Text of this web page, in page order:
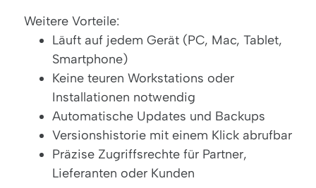
Weitere Vorteile:
Läuft auf jedem Gerät (PC, Mac, Tablet,
Smartphone)
Keine teuren Workstations oder
Installationen notwendig
Automatische Updates und Backups
Versionshistorie mit einem Klick abrufbar
Präzise Zugriffsrechte für Partner,
Lieferanten oder Kunden